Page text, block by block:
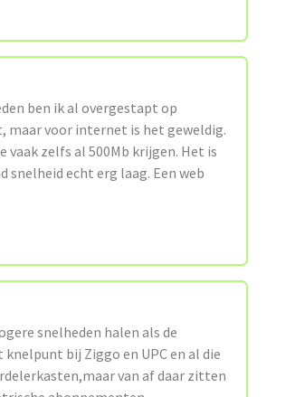
ben ik al overgestapt op
maar voor internet is het geweldig.
vaak zelfs al 500Mb krijgen. Het is
snelheid echt erg laag. Een web
snelheden halen als de
bij Ziggo en UPC en al die
van af daar zitten